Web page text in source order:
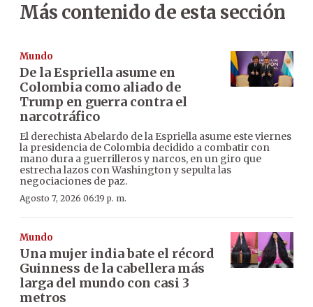
Más contenido de esta sección
Mundo
De la Espriella asume en
Colombia como aliado de
Trump en guerra contra el
narcotráfico
El derechista Abelardo de la Espriella asume este viernes
la presidencia de Colombia decidido a combatir con
mano dura a guerrilleros y narcos, en un giro que
estrecha lazos con Washington y sepulta las
negociaciones de paz.
Agosto 7, 2026 06:19 p. m.
Mundo
Una mujer india bate el récord
Guinness de la cabellera más
larga del mundo con casi 3
metros